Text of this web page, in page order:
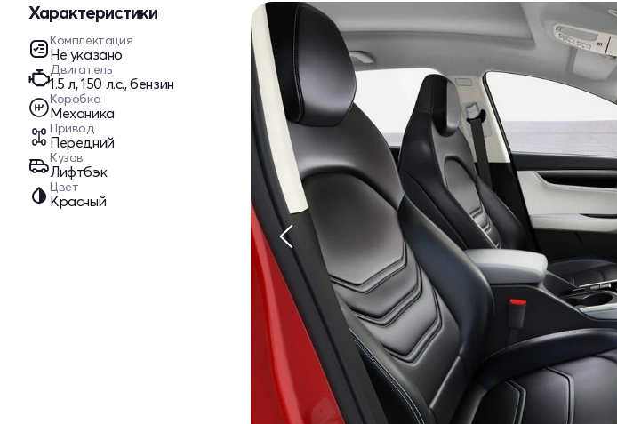
Характеристики
Комплектация
Не указано
Двигатель
1.5 л, 150 л.с., бензин
Коробка
Механика
Привод
Передний
Кузов
Лифтбэк
Цвет
Красный